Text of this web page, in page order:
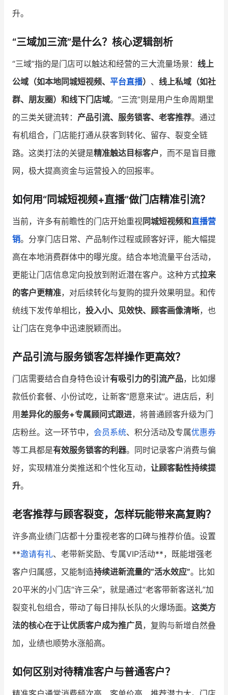
商家社区 社群交流
合作共进
认证服务商 设计服务商
有赞云 数据通服务
升。
“三域加三流”是什么？核心逻辑剖析
“三域”指的是门店可以触达和经营的三大流量场景： 线上
公域（如本地同城短视频、 平台直播） 、 线上私域（如社
群、朋友圈） 和线下门店域。“三流”则是用户生命周期里
的三类关键流转： 产品引流、服务锁客、老客推荐。通过
有机组合，门店能打通从获客到转化、留存、裂变全链
路。这类打法的关键是精准触达目标客户，而不是盲目撒
网，极大提高资金与运营投入的回报率。
如何用“同城短视频+直播”做门店精准引流？
当前，许多有前瞻性的门店开始重视同城短视频和直播营
销。分享门店日常、产品制作过程或顾客好评，能大幅提
高在本地消费群体中的曝光度。结合本地流量平台活动，
更能让门店信息定向投放到附近潜在客户。这种方式拉来
的客户更精准，对后续转化与复购的提升效果明显。和传
统线下发传单相比， 投入小、见效快、顾客画像清晰，也
让门店在竞争中迅速脱颖而出。
产品引流与服务锁客怎样操作更高效？
门店需要结合自身特色设计有吸引力的引流产品，比如爆
款低价套餐、小份试吃，让新客“愿意来试”。进店后，利
用差异化的服务+专属顾问式跟进，将普通顾客升级为门
店粉丝。这一环节中， 会员系统、积分活动及专属优惠券
等工具都是有效服务锁客的利器。同时记录客户消费与偏
好，实现精准分类推送和个性化互动， 让顾客黏性持续提
升。
老客推荐与顾客裂变，怎样玩能带来高复购？
许多高业绩门店都十分重视老客的口碑与推荐价值。设置
**邀请有礼、老带新奖励、专属VIP活动**，既能增强老
客户归属感，又能制造持续进新流量的“活水效应”。比如
20平米的小门店“许三朵”，就是通过“老客带新客送礼”加
裂变礼包组合，带动了每日排队长队的火爆场面。 这类方
法的核心在于让优质客户成为推广员，复购与新增自然叠
加，业绩也顺势水涨船高。
如何区别对待精准客户与普通客户？